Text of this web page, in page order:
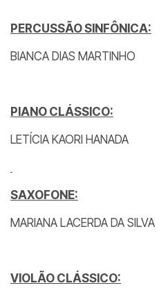
PERCUSSÃO SINFÔNICA:
BIANCA DIAS MARTINHO
PIANO CLÁSSICO:
LETÍCIA KAORI HANADA
SAXOFONE:
MARIANA LACERDA DA SILVA
VIOLÃO CLÁSSICO: